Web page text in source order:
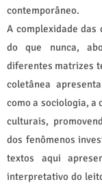
contemporâneo.
A complexidade das
do que nunca,
diferentes matrizes
coletânea
como a sociologia, a
culturais,
dos fenômenos
textos aqui
interpretativo do